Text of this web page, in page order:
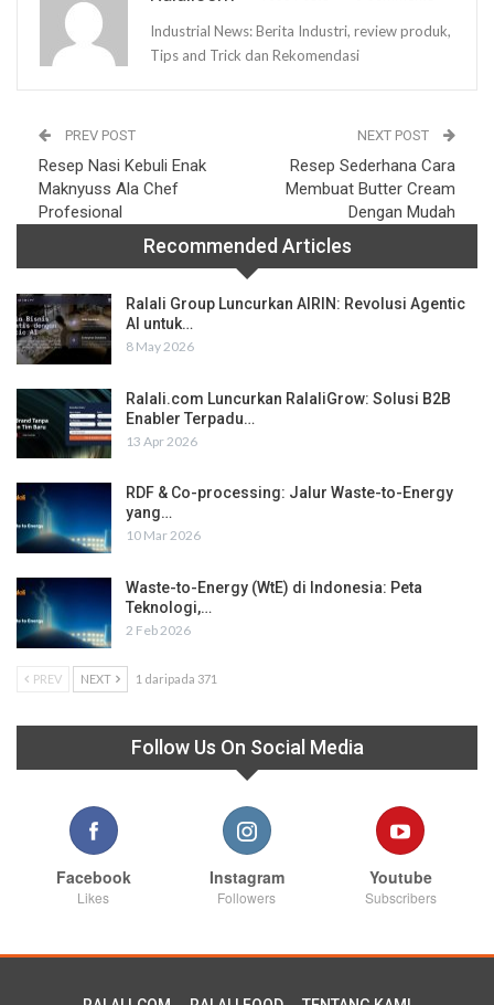
Industrial News: Berita Industri, review produk,
Tips and Trick dan Rekomendasi
PREV POST
Resep Nasi Kebuli Enak
Maknyuss Ala Chef
Profesional
NEXT POST
Resep Sederhana Cara
Membuat Butter Cream
Dengan Mudah
Recommended Articles
Ralali Group Luncurkan AIRIN: Revolusi Agentic
AI untuk…
8 May 2026
Ralali.com Luncurkan RalaliGrow: Solusi B2B
Enabler Terpadu…
13 Apr 2026
RDF & Co-processing: Jalur Waste-to-Energy
yang…
10 Mar 2026
Waste-to-Energy (WtE) di Indonesia: Peta
Teknologi,…
2 Feb 2026
PREV NEXT 1 daripada 371
Follow Us On Social Media
Facebook
Likes
Instagram
Followers
Youtube
Subscribers